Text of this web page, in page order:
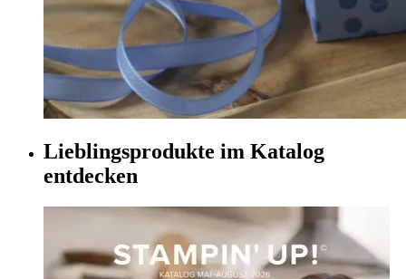
Lieblingsprodukte im Katalog
entdecken